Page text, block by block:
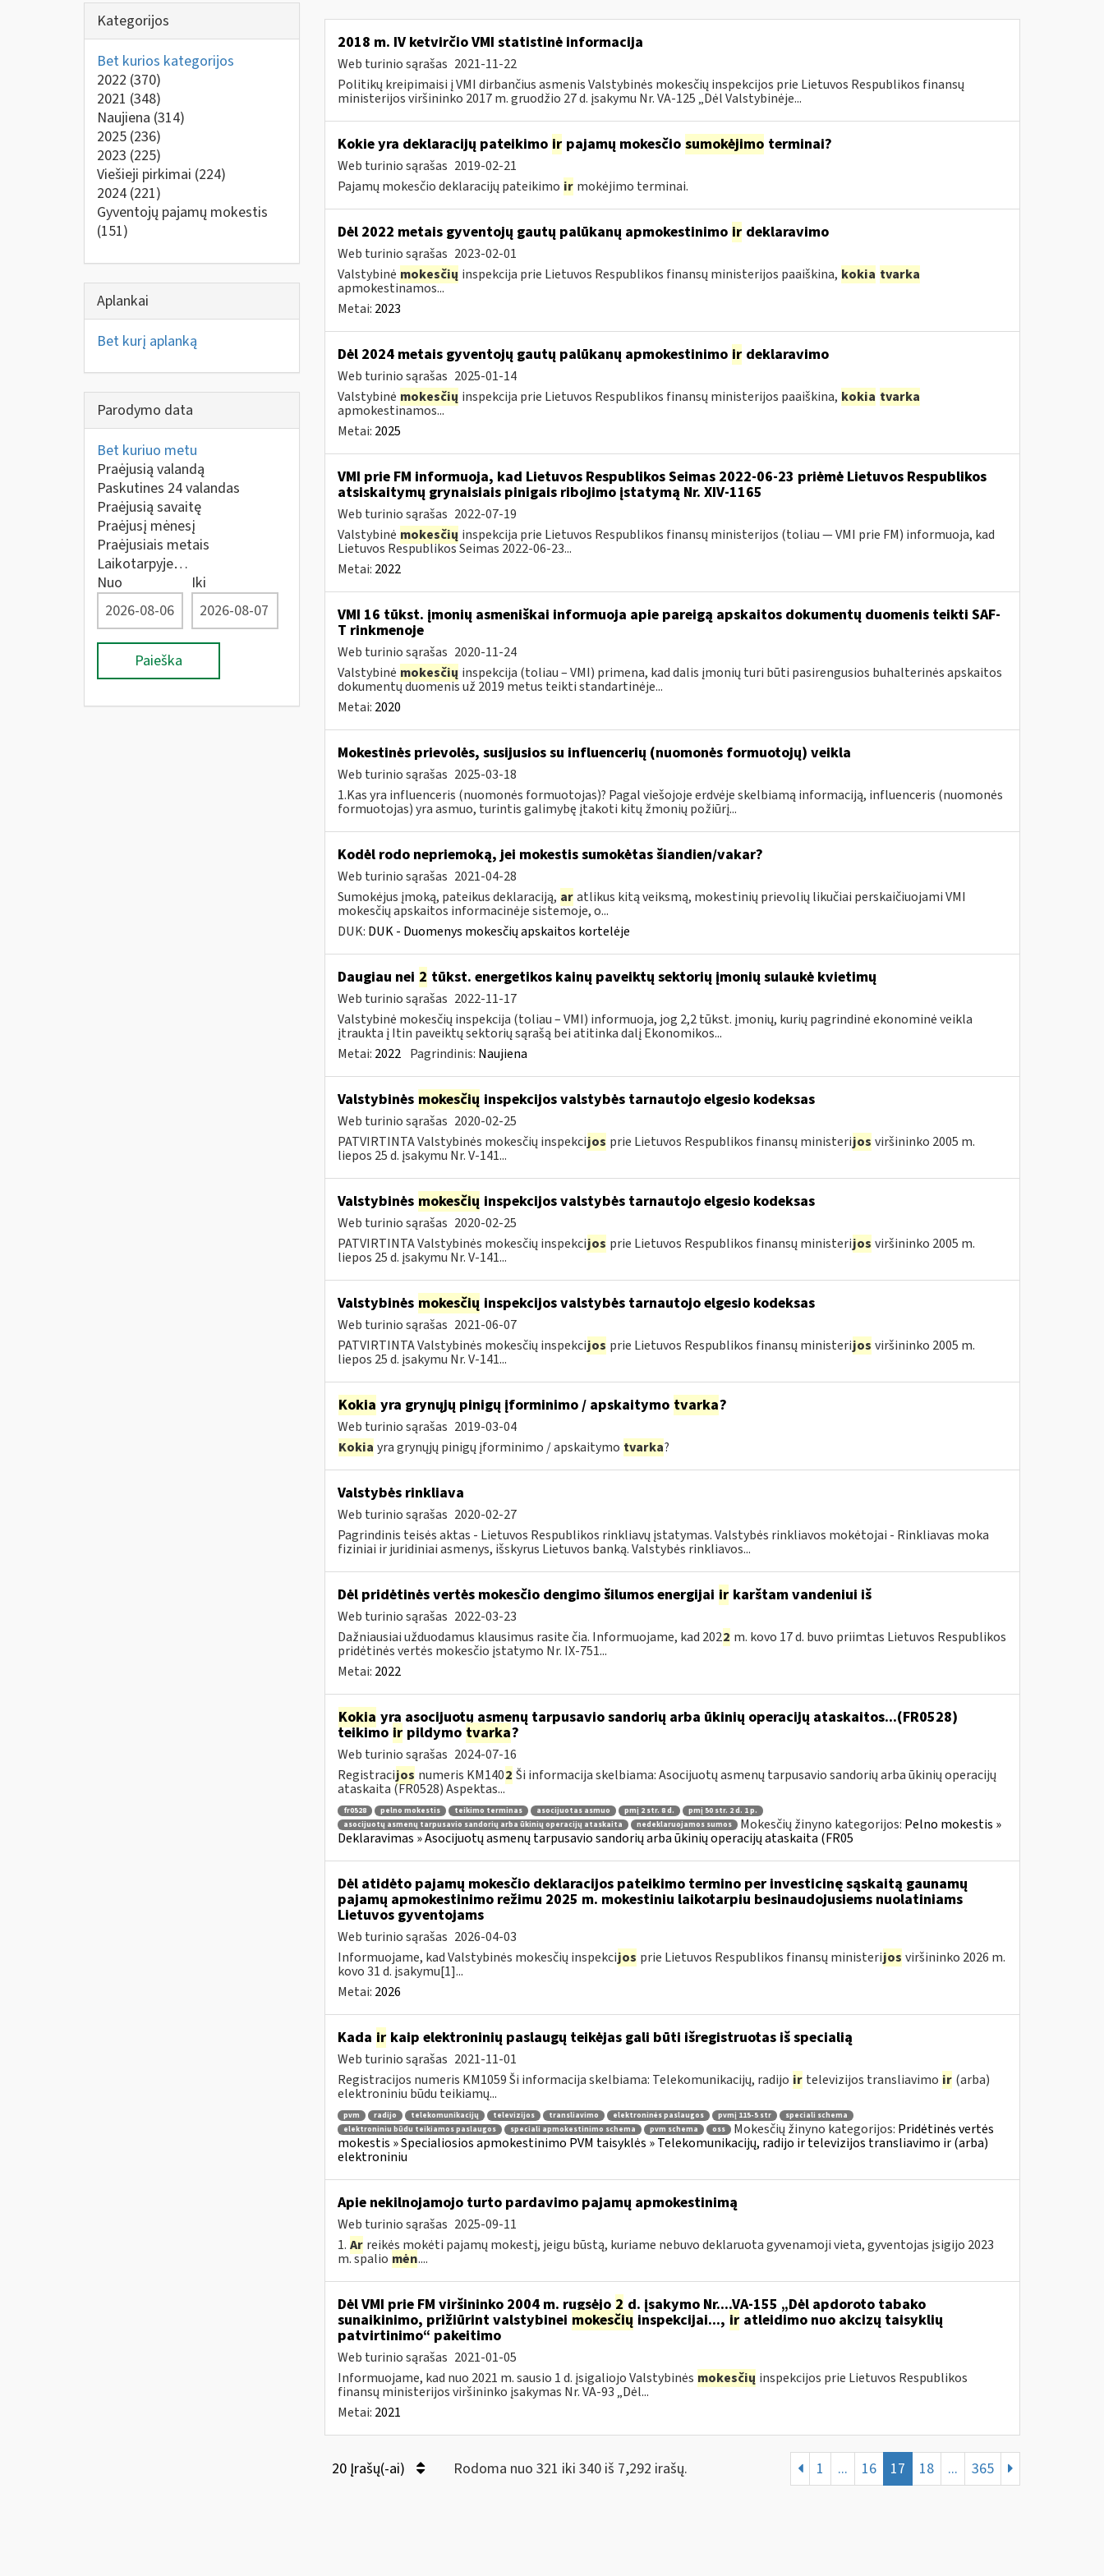
Kategorijos
Bet kurios kategorijos
2022 (370)
2021 (348)
Naujiena (314)
2025 (236)
2023 (225)
Viešieji pirkimai (224)
2024 (221)
Gyventojų pajamų mokestis
(151)
Aplankai
Bet kurį aplanką
Parodymo data
Bet kuriuo metu
Praėjusią valandą
Paskutines 24 valandas
Praėjusią savaitę
Praėjusį mėnesį
Praėjusiais metais
Laikotarpyje…
Nuo
Iki
Paieška
2018 m. IV ketvirčio VMI statistinė informacija
Web turinio sąrašas 2021-11-22
Politikų kreipimaisi į VMI dirbančius asmenis Valstybinės mokesčių inspekcijos prie Lietuvos Respublikos finansų
ministerijos viršininko 2017 m. gruodžio 27 d. įsakymu Nr. VA-125 „Dėl Valstybinėje...
Kokie yra deklaracijų pateikimo irpajamų mokesčio sumokėjimo terminai?
Web turinio sąrašas 2019-02-21
Pajamų mokesčio deklaracijų pateikimo ir mokėjimo terminai.
Dėl 2022 metais gyventojų gautų palūkanų apmokestinimo irdeklaravimo
Web turinio sąrašas 2023-02-01
Valstybinė mokesčių inspekcija prie Lietuvos Respublikos finansų ministerijos paaiškina, kokia tvarka
apmokestinamos...
Metai: 2023
Dėl 2024 metais gyventojų gautų palūkanų apmokestinimo irdeklaravimo
Web turinio sąrašas 2025-01-14
Valstybinė mokesčių inspekcija prie Lietuvos Respublikos finansų ministerijos paaiškina, kokia tvarka
apmokestinamos...
Metai: 2025
VMI prie FM informuoja, kad Lietuvos Respublikos Seimas 2022-06-23 priėmė Lietuvos Respublikos
atsiskaitymų grynaisiais pinigais ribojimo įstatymą Nr. XIV-1165
Web turinio sąrašas 2022-07-19
Valstybinė mokesčių inspekcija prie Lietuvos Respublikos finansų ministerijos (toliau — VMI prie FM) informuoja, kad
Lietuvos Respublikos Seimas 2022-06-23...
Metai: 2022
VMI 16 tūkst. įmonių asmeniškai informuoja apie pareigą apskaitos dokumentų duomenis teikti SAF-
T rinkmenoje
Web turinio sąrašas 2020-11-24
Valstybinė mokesčių inspekcija (toliau – VMI) primena, kad dalis įmonių turi būti pasirengusios buhalterinės apskaitos
dokumentų duomenis už 2019 metus teikti standartinėje...
Metai: 2020
Mokestinės prievolės, susijusios su influencerių (nuomonės formuotojų) veikla
Web turinio sąrašas 2025-03-18
1.Kas yra influenceris (nuomonės formuotojas)? Pagal viešojoje erdvėje skelbiamą informaciją, influenceris (nuomonės
formuotojas) yra asmuo, turintis galimybę įtakoti kitų žmonių požiūrį...
Kodėl rodo nepriemoką, jei mokestis sumokėtas šiandien/vakar?
Web turinio sąrašas 2021-04-28
Sumokėjus įmoką, pateikus deklaraciją, ar atlikus kitą veiksmą, mokestinių prievolių likučiai perskaičiuojami VMI
mokesčių apskaitos informacinėje sistemoje, o...
DUK: DUK - Duomenys mokesčių apskaitos kortelėje
Daugiau nei 2 tūkst. energetikos kainų paveiktų sektorių įmonių sulaukė kvietimų
Web turinio sąrašas 2022-11-17
Valstybinė mokesčių inspekcija (toliau – VMI) informuoja, jog 2,2 tūkst. įmonių, kurių pagrindinė ekonominė veikla
įtraukta į Itin paveiktų sektorių sąrašą bei atitinka dalį Ekonomikos...
Metai: 2022 Pagrindinis: Naujiena
Valstybinės mokesčių inspekcijos valstybės tarnautojo elgesio kodeksas
Web turinio sąrašas 2020-02-25
PATVIRTINTA Valstybinės mokesčių inspekcijos prie Lietuvos Respublikos finansų ministerijos viršininko 2005 m.
liepos 25 d. įsakymu Nr. V-141...
Valstybinės mokesčių inspekcijos valstybės tarnautojo elgesio kodeksas
Web turinio sąrašas 2020-02-25
PATVIRTINTA Valstybinės mokesčių inspekcijos prie Lietuvos Respublikos finansų ministerijos viršininko 2005 m.
liepos 25 d. įsakymu Nr. V-141...
Valstybinės mokesčių inspekcijos valstybės tarnautojo elgesio kodeksas
Web turinio sąrašas 2021-06-07
PATVIRTINTA Valstybinės mokesčių inspekcijos prie Lietuvos Respublikos finansų ministerijos viršininko 2005 m.
liepos 25 d. įsakymu Nr. V-141...
Kokia yra grynųjų pinigų įforminimo / apskaitymo tvarka?
Web turinio sąrašas 2019-03-04
Kokia yra grynųjų pinigų įforminimo / apskaitymo tvarka?
Valstybės rinkliava
Web turinio sąrašas 2020-02-27
Pagrindinis teisės aktas - Lietuvos Respublikos rinkliavų įstatymas. Valstybės rinkliavos mokėtojai - Rinkliavas moka
fiziniai ir juridiniai asmenys, išskyrus Lietuvos banką. Valstybės rinkliavos...
Dėl pridėtinės vertės mokesčio dengimo šilumos energijai irkarštam vandeniui iš
Web turinio sąrašas 2022-03-23
Dažniausiai užduodamus klausimus rasite čia. Informuojame, kad 2022 m. kovo 17 d. buvo priimtas Lietuvos Respublikos
pridėtinės vertės mokesčio įstatymo Nr. IX-751...
Metai: 2022
Kokia yra asocijuotų asmenų tarpusavio sandorių arba ūkinių operacijų ataskaitos...(FR0528)
teikimo irpildymo tvarka?
Web turinio sąrašas 2024-07-16
Registracijos numeris KM1402 Ši informacija skelbiama: Asocijuotų asmenų tarpusavio sandorių arba ūkinių operacijų
ataskaita (FR0528) Aspektas...
fr0528 pelno mokestis teikimo terminas asocijuotas asmuo pmį 2 str. 8 d.
pmį 50 str. 2 d. 1 p.
asocijuotų asmenų tarpusavio sandorių arba ūkinių operacijų ataskaita
nedeklaruojamos sumos Mokesčių žinyno kategorijos: Pelno mokestis »
Deklaravimas » Asocijuotų asmenų tarpusavio sandorių arba ūkinių operacijų ataskaita (FR05
Dėl atidėto pajamų mokesčio deklaracijos pateikimo termino per investicinę sąskaitą gaunamų
pajamų apmokestinimo režimu 2025 m. mokestiniu laikotarpiu besinaudojusiems nuolatiniams
Lietuvos gyventojams
Web turinio sąrašas 2026-04-03
Informuojame, kad Valstybinės mokesčių inspekcijos prie Lietuvos Respublikos finansų ministerijos viršininko 2026 m.
kovo 31 d. įsakymu[1]...
Metai: 2026
Kada irkaip elektroninių paslaugų teikėjas gali būti išregistruotas iš specialią
Web turinio sąrašas 2021-11-01
Registracijos numeris KM1059 Ši informacija skelbiama: Telekomunikacijų, radijo ir televizijos transliavimo ir (arba)
elektroniniu būdu teikiamų...
pvm radijo telekomunikacijų televizijos transliavimo elektroninės paslaugos pvmį 115-5 str
speciali schema
elektroniniu būdu teikiamos paslaugos
speciali apmokestinimo schema pvm schema oss Mokesčių žinyno kategorijos: Pridėtinės vertės
mokestis » Specialiosios apmokestinimo PVM taisyklės » Telekomunikacijų, radijo ir televizijos transliavimo ir (arba)
elektroniniu
Apie nekilnojamojo turto pardavimo pajamų apmokestinimą
Web turinio sąrašas 2025-09-11
1. Ar reikės mokėti pajamų mokestį, jeigu būstą, kuriame nebuvo deklaruota gyvenamoji vieta, gyventojas įsigijo 2023
m. spalio mėn....
Dėl VMI prie FM viršininko 2004 m. rugsėjo2d. įsakymo Nr....VA-155 „Dėl apdoroto tabako
sunaikinimo, prižiūrint valstybinei mokesčių inspekcijai..., iratleidimo nuo akcizų taisyklių
patvirtinimo“ pakeitimo
Web turinio sąrašas 2021-01-05
Informuojame, kad nuo 2021 m. sausio 1 d. įsigaliojo Valstybinės mokesčių inspekcijos prie Lietuvos Respublikos
finansų ministerijos viršininko įsakymas Nr. VA-93 „Dėl...
Metai: 2021
20 Įrašų(-ai) Rodoma nuo 321 iki 340 iš 7,292 irašų. 1 ... 16 17 18 ... 365